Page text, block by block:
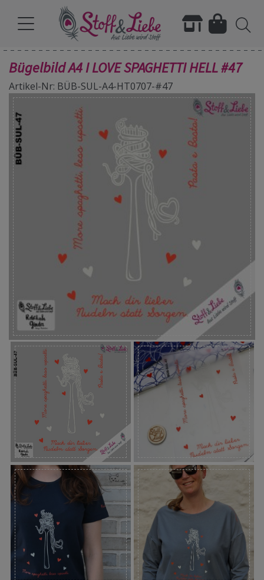
Bügelbild A4 I LOVE SPAGHETTI HELL #47
Artikel-Nr: BÜB-SUL-A4-HT0707-#47